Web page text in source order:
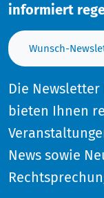
informiert
Wunsch-
Die Newsletter
bieten Ihnen
News sowie